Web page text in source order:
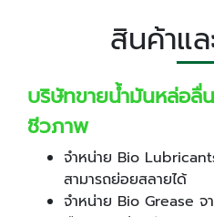
สินค้าแ
บริษัทขายน้ำมันหล่อลื่
ชีวภาพ
จำหน่าย Bio
สามารถย่อยสลายได้
จำหน่าย Bio Grease จ